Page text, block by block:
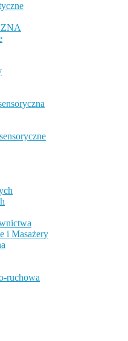
i Masażery
ruchowa